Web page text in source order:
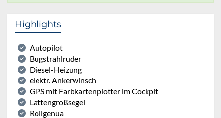
Highlights
Autopilot
Bugstrahlruder
Diesel-Heizung
elektr. Ankerwinsch
GPS mit Farbkartenplotter im Cockpit
Lattengroßsegel
Rollgenua